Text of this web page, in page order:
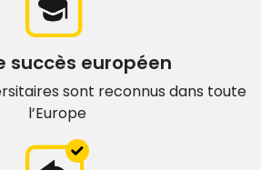
succès européen
sont reconnus dans toute
l’Europe